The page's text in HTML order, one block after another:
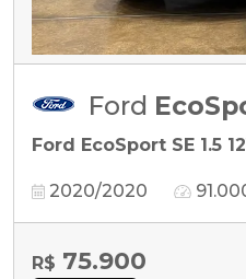
Ford
Ford EcoSport SE 1.5
2020/2020
R$ 75.900